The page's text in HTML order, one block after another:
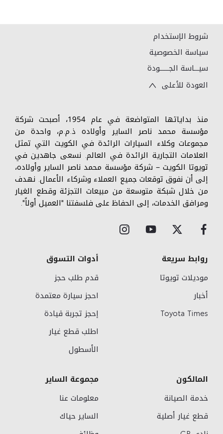
شروط الإستخدام
سياسة الخصوصية
سيـــاسة الجــــــودة
العودة للأعلى
منذ بداياتها المتواضعة في عام 1954، أصبحت شركة
مؤسسة محمد ناصر الساير وأولاده ذ.م.م، واحدة من
مجموعات وكلاء السيارات الرائدة في الكويت التي تمثل
العلامات التجارية الرائدة في العالم. نسعى جاهدين في
تويوتا الكويت – شركة مؤسسة محمد ناصر الساير وأولاده،
إلى أن نفوق توقعات جميع العملاء وشركاء الأعمال. نهدف
من خلال شبكة متوسعة من مبيعات التجزئة وقطع الغيار
ومرافق الخدمات، إلى الحفاظ على فلسفتنا "العميل أولاً".
روابط سريعة
موديلات تويوتا
أخبار
Toyota Times
أدوات التسوق
قدم طلب حجز
احجز سيارة معتمدة
إحجز تجربة قيادة
اطلب قطع غيار
الأسطول
المالكون
خدمة الصيانة
قطع غيار أصلية
مجموعة الساير
معلومات عنا
الساير حياك